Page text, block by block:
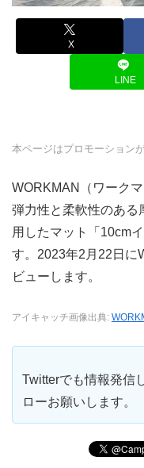
X
LINE
本ページはプロモーション
WORKMAN（ワーク
弾力性と柔軟性のある
用したマット「10cm
す。2023年2月22日に
ビューします。
アイキャッチ画像出典:
Twitterでも情報発信
ローお願いします。